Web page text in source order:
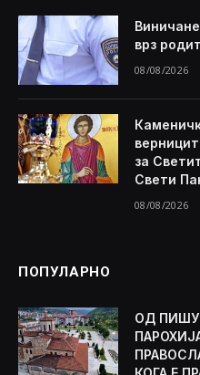
врз
08/08/2026
за
Свети
08/08/2026
ПОПУЛАРНО
ОД